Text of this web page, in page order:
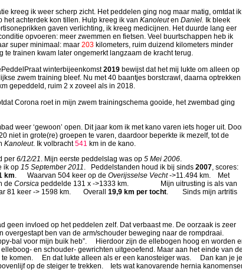
kreeg ik weer scherp zicht. Het peddelen ging nog maar matig, omtdat ik
het achterdek kon tillen. Hulp kreeg ik van Kanoleuten Daniel. Ik bleek
gaven verlichting, ik kreeg medicijnen. Het duurde lang eer
opvoeren: meer zwemmen en fietsen. Veel buurtschappen heb ik
minimaal: maar 203 kilometers, ruim duizend kilometers minder
te trainen kwam later ongemerkt langzaam de kracht terug.
winterbijeenkomst2019 bewijst dat het mij lukte om alleen op
zwem training bleef. Nu met 40 baantjes borstcrawl, daarna optrekken
gepeddeld, ruim 2 x zoveel als in 2018.
Corona roet in mijn zwem trainingschema gooide, het zwembad ging
weer ‘gewoon’ open. Dit jaar kom ik met kano varen iets hoger uit.
niet in grote(re) groepen te varen, daardoor beperkte ik mezelf, tot de
Kanoleut. Ik volbracht541 km in de kano.
per 6/12/21. Mijn eerste peddelslag was op 5 Mei 2006.
ik op 15 September 2011. Peddelstanden houd ik bij sinds 2007, scores:
km. Waarvan 504 keer op de Overijsselse Vecht->11.494 km. Met
de Corsica peddelde 131 x ->1333 km. Mijn uitrusting is als van
81 keer -> 1598 km. Overall 19,9 km per tocht. Sinds mijn artritis
geen invloed op het peddelen zelf. Dat verbaast me. De oorzaak is zeer
overgestapt ben van de arm/schouder beweging naar de rompdraai.
bal voor mijn buik heb”. Hierdoor zijn de ellebogen hoog en worden
en schouder- gewrichten uitgeoefend. Maar aan het einde van de
te komen. En dat lukte alleen als er een kanosteiger was. Dan kan je je
op de steiger te trekken. Iets wat kanovarende hernia